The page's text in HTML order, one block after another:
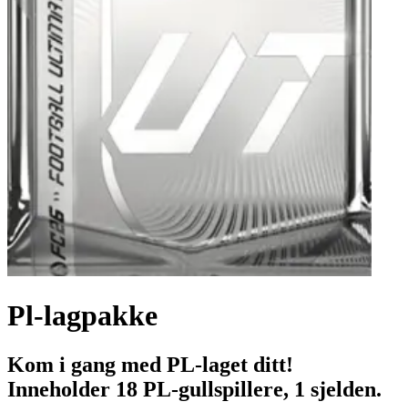
Pl-lagpakke
Kom i gang med PL-laget ditt!
Inneholder 18 PL-gullspillere, 1 sjelden.